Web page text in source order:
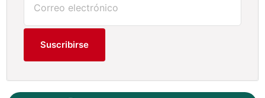
Suscribirse